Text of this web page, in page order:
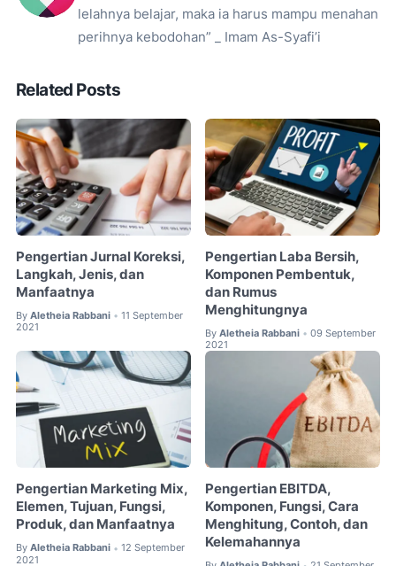
lelahnya belajar, maka ia harus mampu menahan
perihnya kebodohan” _ Imam As-Syafi’i
Related Posts
Pengertian Jurnal Koreksi,
Langkah, Jenis, dan
Manfaatnya
By Aletheia Rabbani • 11 September
2021
Pengertian Laba Bersih,
Komponen Pembentuk,
dan Rumus
Menghitungnya
By Aletheia Rabbani • 09 September
2021
Pengertian Marketing Mix,
Elemen, Tujuan, Fungsi,
Produk, dan Manfaatnya
By Aletheia Rabbani • 12 September
2021
Pengertian EBITDA,
Komponen, Fungsi, Cara
Menghitung, Contoh, dan
Kelemahannya